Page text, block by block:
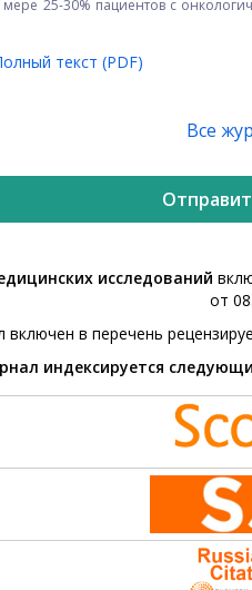
25-30% пациентов с
текст (PDF)
Все
исследований
от
включен в перечень
индексируется